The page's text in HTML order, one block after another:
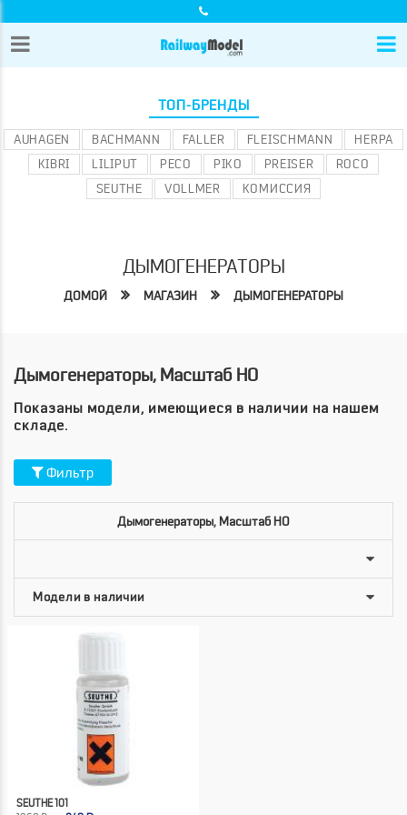
ТОП-БРЕНДЫ
AUHAGEN BACHMANN FALLER FLEISCHMANN
HERPA
KIBRI
LILIPUT PECO PIKO PREISER
ROCO
SEUTHE
VOLLMER КОМИССИЯ
ДЫМОГЕНЕРАТОРЫ
ДОМОЙ МАГАЗИН ДЫМОГЕНЕРАТОРЫ
Дымогенераторы, Масштаб HO
Показаны модели, имеющиеся в наличии на нашем
складе.
Фильтр
Дымогенераторы, Масштаб HO
SEUTHE 101